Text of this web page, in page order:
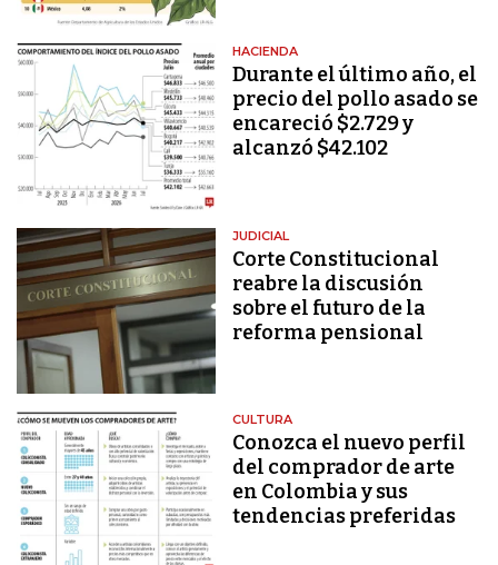
HACIENDA
Durante el último año, el
precio del pollo asado se
encareció $2.729 y
alcanzó $42.102
JUDICIAL
Corte Constitucional
reabre la discusión
sobre el futuro de la
reforma pensional
CULTURA
Conozca el nuevo perfil
del comprador de arte
en Colombia y sus
tendencias preferidas